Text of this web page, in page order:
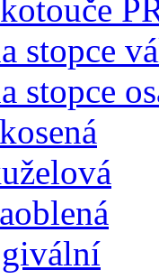
stopce
stopce